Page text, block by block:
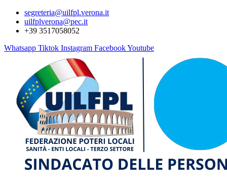
segreteria@uilfpl.verona.it
uilfplverona@pec.it
+39 3517058052
Whatsapp Tiktok Instagram FacebookYoutube